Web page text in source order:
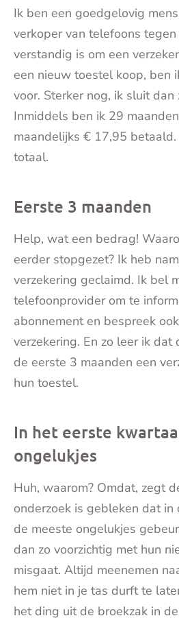
Ik ben een goedgelovig
verkoper van telefoons
verstandig is om een
een nieuw toestel koop, ben
voor. Sterker nog, ik sluit dan
Inmiddels ben ik 29
maandelijks € 17,95
totaal.
Eerste 3 maanden
Help, wat een bedrag!
eerder stopgezet? Ik heb
verzekering geclaimd. Ik bel
telefoonprovider om te
abonnement en bespreek
verzekering. En zo leer ik dat
de eerste 3 maanden een
hun toestel.
In het eerste
ongelukjes
Huh, waarom? Omdat, zegt
onderzoek is gebleken dat
de meeste ongelukjes
dan zo voorzichtig met hun
misgaat. Altijd meenemen
hem niet in je tas durft te
het ding uit de broekzak in